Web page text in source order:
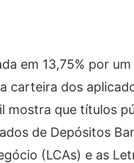
em 13,75% por
carteira dos
mostra que títulos
de Depósitos
(LCAs) e as